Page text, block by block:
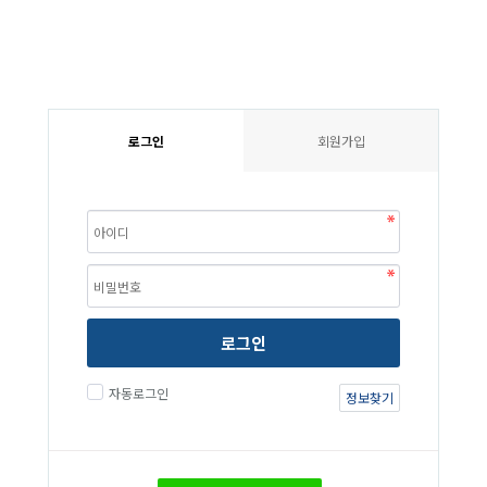
로그인 회원가입
로그인
자동로그인 정보찾기